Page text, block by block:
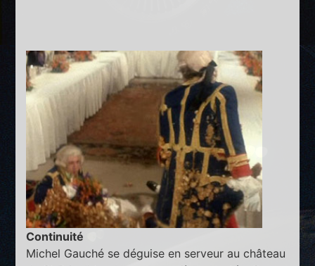
Continuité
Michel Gauché se déguise en serveur au château